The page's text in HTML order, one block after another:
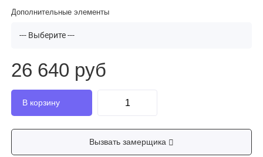
Дополнительные элементы
--- Выберите ---
26 640 руб
Вызвать замерщика